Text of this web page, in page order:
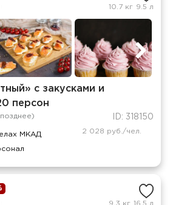
10.7 кг 9.5 л
с закусками и
персон
ID: 318150
МКАД 2 028 руб./чел.
9.3 кг 16.5 л